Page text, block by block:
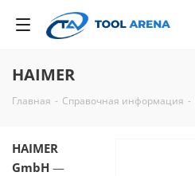
HAIMER
Главная - Справочная информация -
HAIMER
GmbH —